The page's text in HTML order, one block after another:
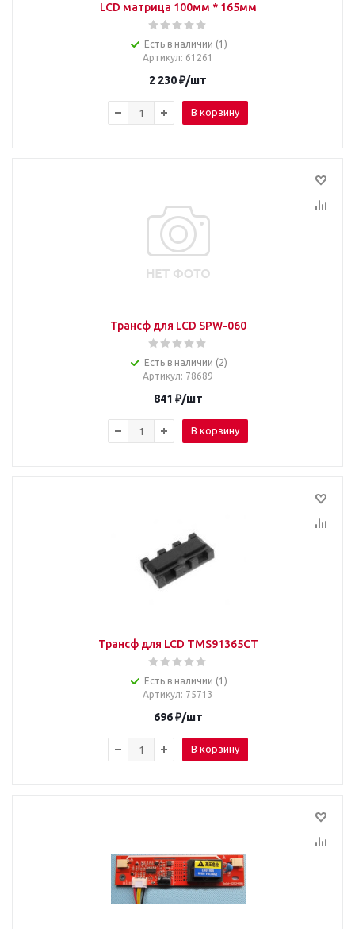
LCD матрица 100мм * 165мм
Есть в наличии (1)
Артикул: 61261
2 230₽/шт
В корзину
Трансф для LCD SPW-060
Есть в наличии (2)
Артикул: 78689
841 ₽/шт
В корзину
Трансф для LCD TMS91365CT
Есть в наличии (1)
Артикул: 75713
696₽/шт
В корзину